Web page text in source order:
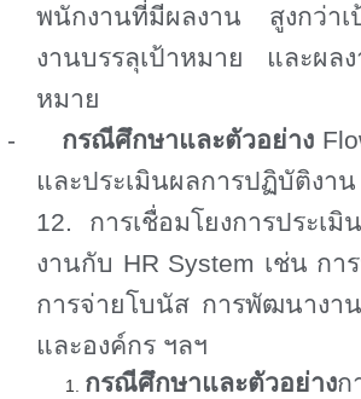
พนักงานที่มีผลงาน สูงกว่า
งานบรรลุเป้าหมาย และผลง
หมาย
-
กรณีศึกษาและตัวอย่าง
และประเมินผลการปฏิบัติงาน
12. การเชื่อมโยงการประเ
งานกับ HR System เช่น กา
การจ่ายโบนัส การพัฒนางา
และองค์กร ฯลฯ
กรณีศึกษาและตัวอย่างก